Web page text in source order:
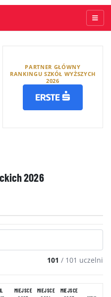
UCZELNI
KRYTERIÓW
PARTNER GŁÓWNY
RANKINGU SZKÓŁ WYŻSZYCH
2026
2026
101 / 101 uczelni
MIEJSCE
MIEJSCE
MIEJSCE